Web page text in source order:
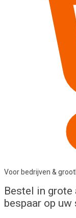
Voor bedrijven &
Bestel in grote
bespaar op